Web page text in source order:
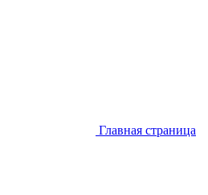
Главная страница